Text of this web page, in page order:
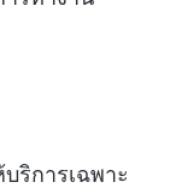
ริการเฉพาะ